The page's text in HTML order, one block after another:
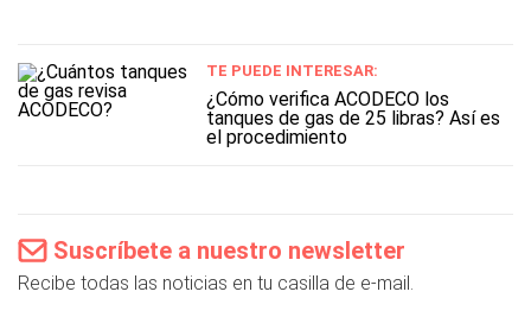
TE PUEDE INTERESAR:
¿Cómo verifica ACODECO los
tanques de gas de 25 libras? Así es
el procedimiento
Suscríbete a nuestro newsletter
Recibe todas las noticias en tu casilla de e-mail.